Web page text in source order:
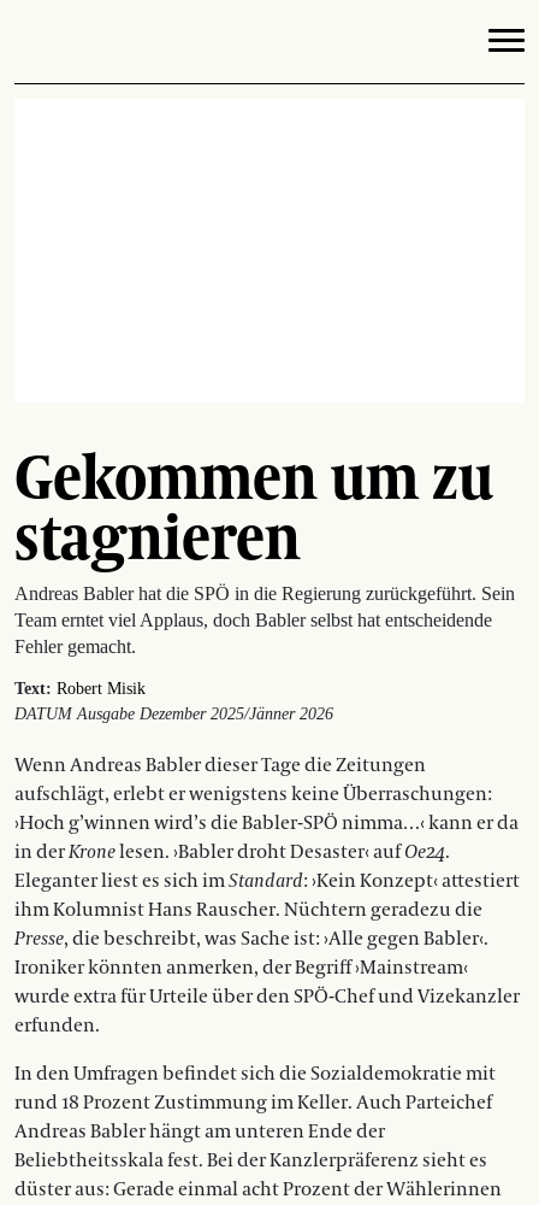
Gekommen um zu
stagnieren
Andreas Babler hat die SPÖ in die Regierung zurückgeführt. Sein
Team erntet viel Applaus, doch Babler selbst hat entscheidende
Fehler gemacht.
Text: Robert Misik
DATUM Ausgabe Dezember 2025/Jänner 2026
Wenn Andreas Babler dieser Tage die Zeitungen
aufschlägt, erlebt er wenigstens keine Über­raschungen:
›Hoch g’winnen wird’s die Babler-SPÖ nimma…‹ kann er da
in derKronelesen. ›Babler droht Desaster‹ aufOe24.
Eleganter liest es sich imStandard: ›Kein Konzept‹ attestiert
ihm Kolumnist Hans Rauscher. Nüchtern geradezu die
Presse, die beschreibt, was Sache ist: ›Alle gegen Babler‹.
Ironiker könnten anmerken, der Begriff ›Mainstream‹
wurde extra für Urteile über den SPÖ-Chef und Vizekanzler
erfunden.
In den Umfragen befindet sich die Sozialdemokratie mit
rund 18 Prozent Zustimmung im Keller. Auch Parteichef
Andreas Babler hängt am unteren Ende der
Beliebtheitsskala fest. Bei der Kanzlerpräferenz sieht es
düster aus: Gerade einmal acht Prozent der Wählerinnen